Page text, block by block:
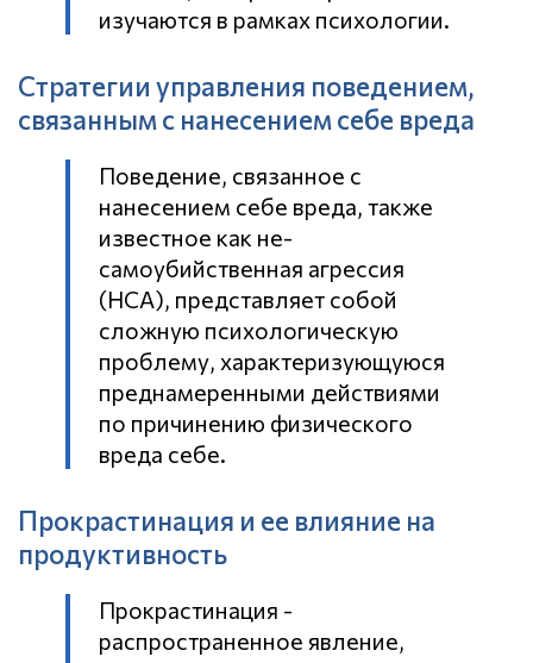
изучаются в рамках психологии.
Стратегии управления поведением,
связанным с нанесением себе вреда
Поведение, связанное с
нанесением себе вреда, также
известное как не-
самоубийственная агрессия
(НСА), представляет собой
сложную психологическую
проблему, характеризующуюся
преднамеренными действиями
по причинению физического
вреда себе.
Прокрастинация и ее влияние на
продуктивность
Прокрастинация -
распространенное явление,